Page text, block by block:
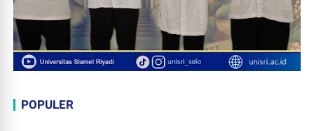
POPULER